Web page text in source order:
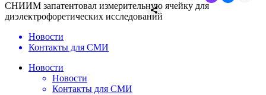
СНИИМ запатентовал измерительную ячейку для
диэлектрофоретических исследований
Новости
Контакты для СМИ
Новости
Новости
Контакты для СМИ